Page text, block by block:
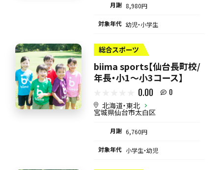
月謝 8,980円
対象年代 幼児・小学生
総合スポーツ
biima sports【仙台長町校/
年長・小1～小3コース】
0.00 0
北海道・東北
宮城県仙台市太白区
月謝 6,760円
対象年代 小学生・幼児